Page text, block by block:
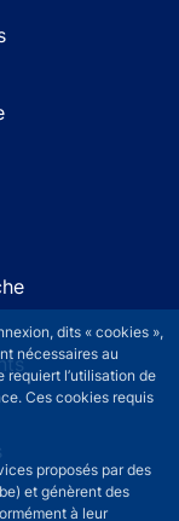
dits « cookies »,
nécessaires au
l’utilisation de
Ces cookies requis
proposés par des
et génèrent des
à leur